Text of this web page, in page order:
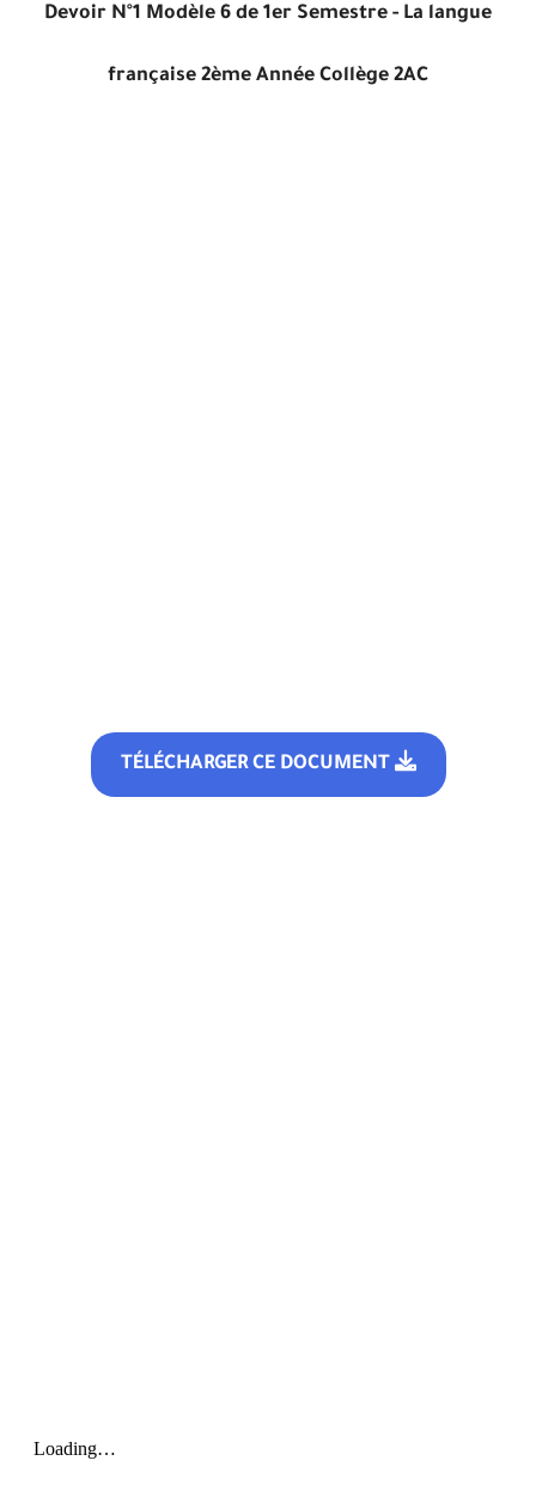
Devoir N°1 Modèle 6 de 1er Semestre - La langue
française 2ème Année Collège 2AC
TÉLÉCHARGER CE DOCUMENT